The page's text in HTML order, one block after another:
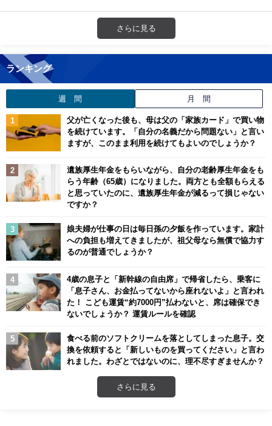
さらに見る
ランキング
週 間 月 間
父が亡くなった後も、母は父の「家族カード」で買い物
を続けています。「自分の名義だから問題ない」と言い
ますが、このまま利用を続けてもよいのでしょうか？
遺族厚生年金をもらいながら、自分の老齢厚生年金をも
らう年齢（65歳）になりました。両方とも全額もらえる
と思っていたのに、遺族厚生年金が減るって損じゃない
ですか？
娘夫婦が仕事の日は毎日孫の夕飯を作っています。家計
への負担も増えてきましたが、祖父母なら無償で協力す
るのが普通でしょうか？
4歳の息子と「新幹線の自由席」で帰省したら、乗客に
「息子さん、お金払ってないから座れないよ」と言われ
た！ こども運賃“約7000円”払わないと、席は確保でき
ないでしょうか？ 運賃ルールを確認
食べる前のソフトクリームを落としてしまった息子。交
換を依頼すると「新しいものを買ってください」と言わ
れました。わざとではないのに、理不尽すぎませんか？
さらに見る